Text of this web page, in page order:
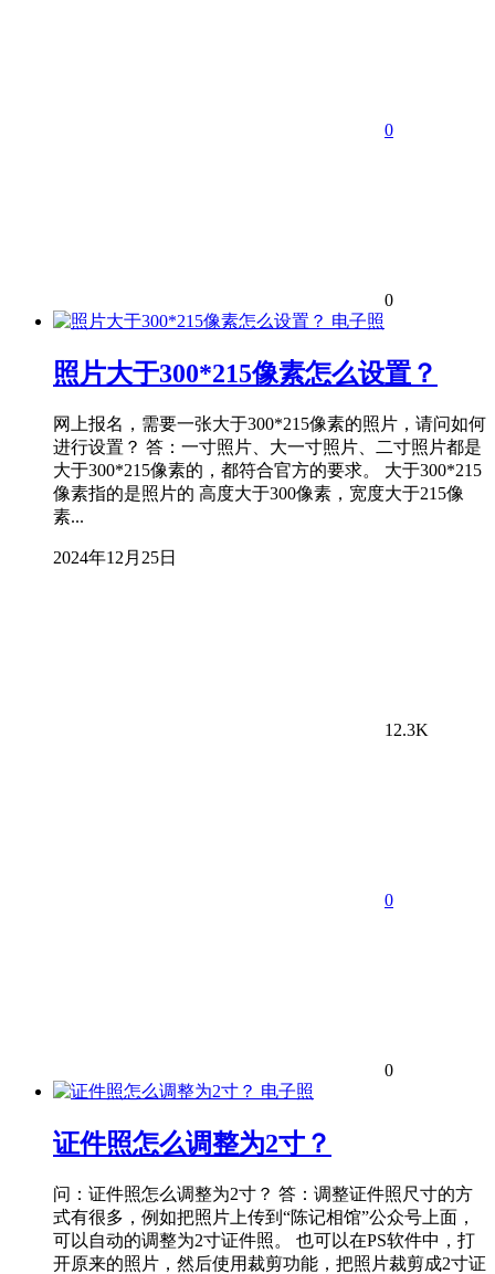
0
0
电子照
照片大于300*215像素怎么设置？
网上报名，需要一张大于300*215像素的照片，请问如何
进行设置？ 答：一寸照片、大一寸照片、二寸照片都是
大于300*215像素的，都符合官方的要求。 大于300*215
像素指的是照片的 高度大于300像素，宽度大于215像
素...
2024年12月25日
12.3K
0
0
电子照
证件照怎么调整为2寸？
问：证件照怎么调整为2寸？ 答：调整证件照尺寸的方
式有很多，例如把照片上传到“陈记相馆”公众号上面，
可以自动的调整为2寸证件照。 也可以在PS软件中，打
开原来的照片，然后使用裁剪功能，把照片裁剪成2寸证